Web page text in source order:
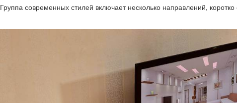
Группа современных стилей включает несколько направлений,